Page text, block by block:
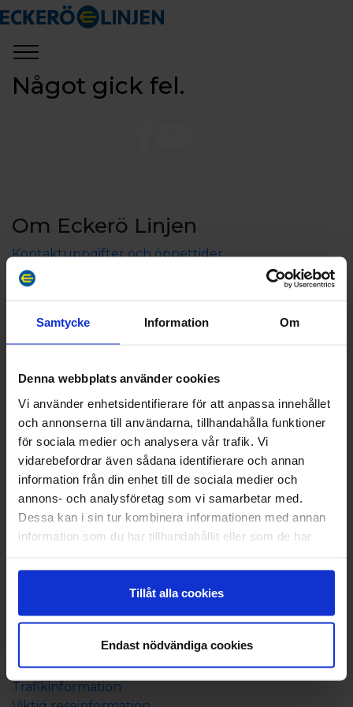
Samtycke Information Om
Denna webbplats använder cookies
Vi använder enhetsidentifierare för att anpassa innehållet
och annonserna till användarna, tillhandahålla funktioner
för sociala medier och analysera vår trafik. Vi
vidarebefordrar även sådana identifierare och annan
information från din enhet till de sociala medier och
annons- och analysföretag som vi samarbetar med.
Dessa kan i sin tur kombinera informationen med annan
information som du har tillhandahållit eller som de har
Tillåt alla cookies
Endast nödvändiga cookies
Något gick fel.
Om Eckerö Linjen
Kontaktuppgifter och öppettider
Aktieägarinformation
Koncerninformation
Sponsring och samarbeten
Press
Boka
Båtresa
Boende på Åland
Resepaket till Åland
Allt om resan
Tidtabell och rutt
Prisinformation
Resebroschyr
Beställ resebroschyr
Nyhetsbrev
Bra att veta
Trafikinformation